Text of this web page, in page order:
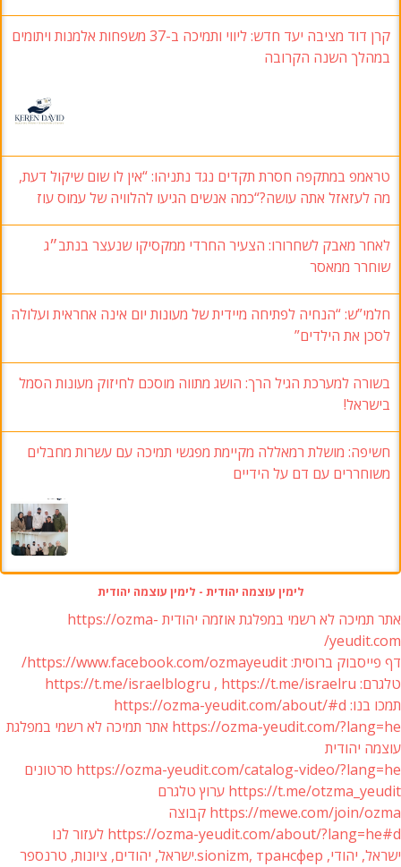
קרן דוד מציבה יעד חדש: ליווי ותמיכה ב-37 משפחות אלמנות ויתומים
במהלך השנה הקרובה
טראמפ במתקפה חסרת תקדים נגד נתניהו: “אין לו שום שיקול דעת,
מה לעזאזל אתה עושה?“כמה אנשים הגיעו להלוויה של עמוס עוז
לאחר מאבק לשחרורו: הצעיר החרדי ממקסיקו שנעצר בנתב״ג
שוחרר ממאסר
חלמי”ש: “הנחיה לפתיחה מיידית של מעונות יום אינה אחראית ועלולה
לסכן את הילדים”
בשורה למערכת הגיל הרך: הושג מתווה מוסכם לחיזוק מעונות הסמל
בישראל!
חשיפה: מושלת רמאללה מקיימת מפגשי תמיכה עם עשרות מחבלים
משוחררים עם דם על הידיים
לימין עוצמה יהודית - לימין עוצמה יהודית
אתר תמיכה לא רשמי במפלגת אוזמה יהודית https://ozma-
yeudit.com/
דף פייסבוק ברוסית: https://www.facebook.com/ozmayeudit/
טלגרם: https://t.me/israelblogru , https://t.me/israelru
תמכו בנו: https://ozma-yeudit.com/about/#d
https://ozma-yeudit.com/?lang=he אתר תמיכה לא רשמי במפלגת
עוצמה יהודית
https://ozma-yeudit.com/catalog-video/?lang=he סרטונים
https://t.me/otzma_yeudit ערוץ טלגרם
https://mewe.com/join/ozma קבוצה
https://ozma-yeudit.com/about/?lang=he#d לעזור לנו
ישראל, יהודי, sionizm, трансфер.ישראל, יהודים, ציונות, טרנספר